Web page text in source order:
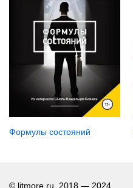
Формулы состояний
© litmore.ru, 2018 — 2024